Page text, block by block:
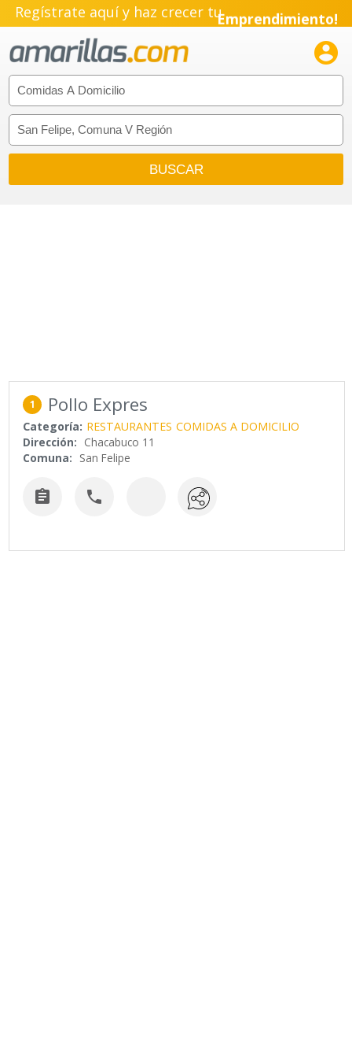
Regístrate aquí y haz crecer tuEmprendimiento!

1 Pollo Expres
Categoría: RESTAURANTES COMIDAS A DOMICILIO
Dirección: Chacabuco 11
Comuna: San Felipe
 